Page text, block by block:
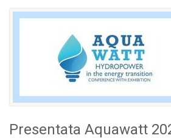
Presentata Aquawatt